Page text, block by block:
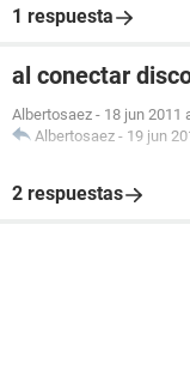
1 respuesta
al conectar
Albertosaez - 18 jun 2011
Albertosaez - 19 jun
2 respuestas